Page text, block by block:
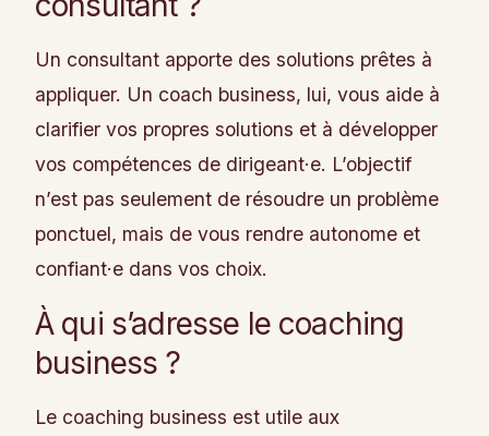
Un consultant apporte des solutions prêtes à
appliquer. Un coach business, lui, vous aide à
clarifier vos propres solutions et à développer
vos compétences de dirigeant·e. L’objectif
n’est pas seulement de résoudre un problème
ponctuel, mais de vous rendre autonome et
confiant·e dans vos choix.
À qui s’adresse le coaching
business ?
Le coaching business est utile aux